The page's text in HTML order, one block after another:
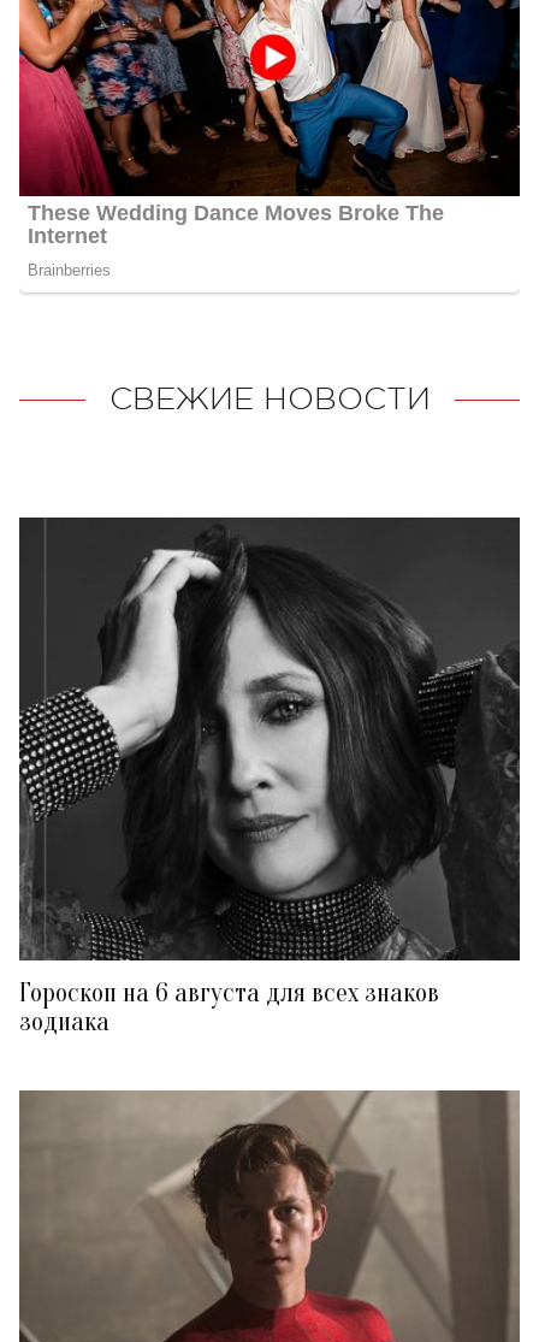
СВЕЖИЕ НОВОСТИ
Гороскоп на 6 августа для всех знаков
зодиака